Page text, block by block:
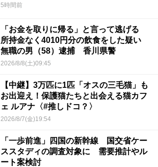
5時間前
「お金を取りに帰る」と言って逃げる
所持金なく4010円分の飲食をした疑い
無職の男（58）逮捕 香川県警
2026/8/8(土)09:45
【中継】3万匹に1匹「オスの三毛猫」も
お出迎え！保護猫たちと出会える猫カフ
ェ ルアナ〈#推しドコ？〉
2026/8/7(金)19:54
「一歩前進」四国の新幹線 国交省ケー
ススタディの調査対象に 需要推計やル
ート案検討